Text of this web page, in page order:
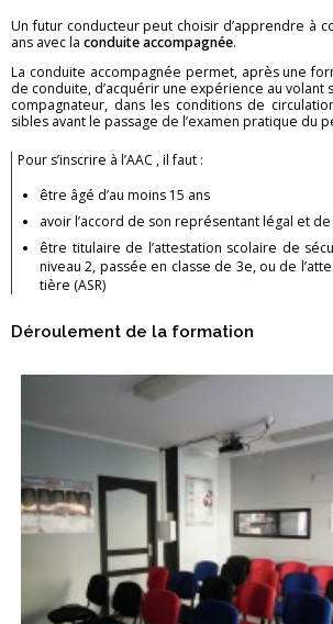
édé d’évaluation pour
chaque formation
Formations théoriques
Un futur conduc­teur peut choi­sir d’ap­prendre à
ans avec la conduite ac­com­pa­gnée.
La conduite ac­com­pa­gnée per­met, après une
de conduite, d’ac­qué­rir une ex­pé­rience au vo­lant
com­pa­gna­teur, dans les condi­tions de
sibles avant le pas­sage de l’exa­men pra­tique du
Pour s’ins­crire à l’AAC , il faut :
être âgé d’au moins 15 ans
avoir l’ac­cord de son re­pré­sen­tant légal et de
être ti­tu­laire de l’at­tes­ta­tion sco­laire de
ni­veau 2, pas­sée en classe de 3e, ou de
tière (ASR)
Dé­rou­le­ment de la for­ma­tion